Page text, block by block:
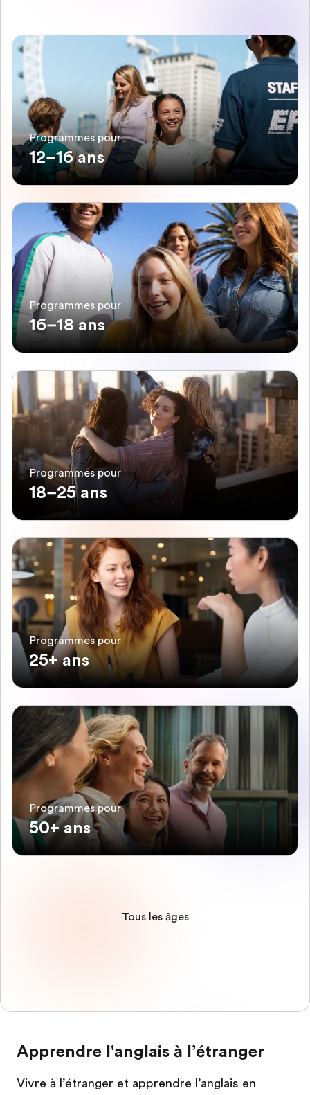
Programmes pour
12–16 ans
Programmes pour
16–18 ans
Programmes pour
18–25 ans
Programmes pour
25+ ans
Programmes pour
50+ ans
Tous les âges
Apprendre l'anglais à l’étranger
Vivre à l’étranger et apprendre l’anglais en